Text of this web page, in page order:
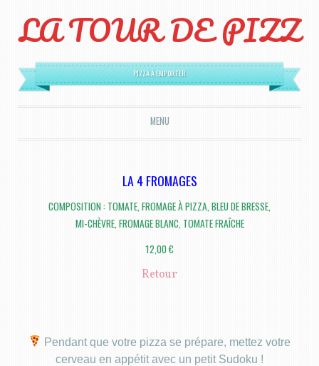
LA TOUR DE PIZZ
PIZZA À EMPORTER
MENU
ALLER AU CONTENU PRINCIPAL
LA 4 FROMAGES
COMPOSITION : TOMATE, FROMAGE À PIZZA, BLEU DE BRESSE,
MI-CHÈVRE, FROMAGE BLANC, TOMATE FRAÎCHE
12,00 €
Retour
Pendant que votre pizza se prépare, mettez votre
cerveau en appétit avec un petit Sudoku !